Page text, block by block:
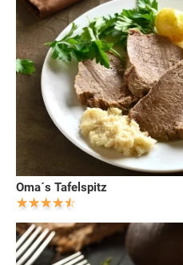
Oma´s Tafelspitz